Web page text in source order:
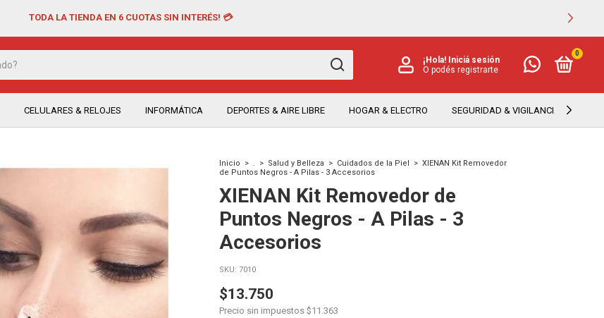
TODA LA TIENDA EN 6 CUOTAS SIN INTERÉS! 💳
¡Hola! Iniciá sesión
O podés registrarte
0
CELULARES & RELOJES INFORMÁTICA DEPORTES & AIRE LIBRE HOGAR & ELECTRO SEGURIDAD & VIGILANCIA
Inicio > . > Salud y Belleza > Cuidados de la Piel > XIENAN Kit Removedor
de Puntos Negros - A Pilas - 3 Accesorios
XIENAN Kit Removedor de
Puntos Negros - A Pilas - 3
Accesorios
SKU: 7010
$13.750
Precio sin impuestos $11.363